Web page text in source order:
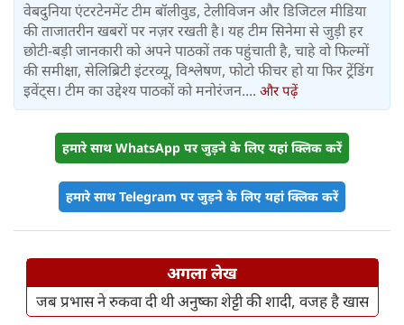
वेबदुनिया एंटरटेनमेंट टीम बॉलीवुड, टेलीविजन और डिजिटल मीडिया
की ताजातरीन खबरों पर नज़र रखती है। यह टीम सिनेमा से जुड़ी हर
छोटी-बड़ी जानकारी को अपने पाठकों तक पहुंचाती है, चाहे वो फिल्मों
की समीक्षा, सेलिब्रिटी इंटरव्यू, विश्लेषण, फोटो फीचर हो या फिर ट्रेंडिंग
इवेंट्स। टीम का उद्देश्य पाठकों को मनोरंजन.... और पढ़ें
हमारे साथ WhatsApp पर जुड़ने के लिए यहां क्लिक करें
हमारे साथ Telegram पर जुड़ने के लिए यहां क्लिक करें
अगला लेख
जब प्रभास ने रुकवा दी थी अनुष्का शेट्टी की शादी, वजह है खास